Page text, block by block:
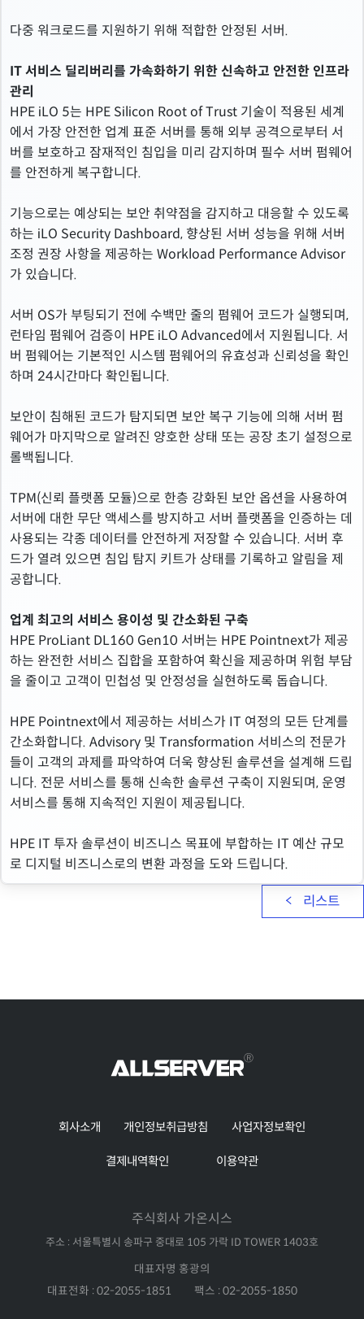
다중 워크로드를 지원하기 위해 적합한 안정된 서버.
IT 서비스 딜리버리를 가속화하기 위한 신속하고 안전한 인프라
관리
HPE iLO 5는 HPE Silicon Root of Trust 기술이 적용된 세계
에서 가장 안전한 업계 표준 서버를 통해 외부 공격으로부터 서
버를 보호하고 잠재적인 침입을 미리 감지하며 필수 서버 펌웨어
를 안전하게 복구합니다.
기능으로는 예상되는 보안 취약점을 감지하고 대응할 수 있도록
하는 iLO Security Dashboard, 향상된 서버 성능을 위해 서버
조정 권장 사항을 제공하는 Workload Performance Advisor
가 있습니다.
서버 OS가 부팅되기 전에 수백만 줄의 펌웨어 코드가 실행되며,
런타임 펌웨어 검증이 HPE iLO Advanced에서 지원됩니다. 서
버 펌웨어는 기본적인 시스템 펌웨어의 유효성과 신뢰성을 확인
하며 24시간마다 확인됩니다.
보안이 침해된 코드가 탐지되면 보안 복구 기능에 의해 서버 펌
웨어가 마지막으로 알려진 양호한 상태 또는 공장 초기 설정으로
롤백됩니다.
TPM(신뢰 플랫폼 모듈)으로 한층 강화된 보안 옵션을 사용하여
서버에 대한 무단 액세스를 방지하고 서버 플랫폼을 인증하는 데
사용되는 각종 데이터를 안전하게 저장할 수 있습니다. 서버 후
드가 열려 있으면 침입 탐지 키트가 상태를 기록하고 알림을 제
공합니다.
업계 최고의 서비스 용이성 및 간소화된 구축
HPE ProLiant DL160 Gen10 서버는 HPE Pointnext가 제공
하는 완전한 서비스 집합을 포함하여 확신을 제공하며 위험 부담
을 줄이고 고객이 민첩성 및 안정성을 실현하도록 돕습니다.
HPE Pointnext에서 제공하는 서비스가 IT 여정의 모든 단계를
간소화합니다. Advisory 및 Transformation 서비스의 전문가
들이 고객의 과제를 파악하여 더욱 향상된 솔루션을 설계해 드립
니다. 전문 서비스를 통해 신속한 솔루션 구축이 지원되며, 운영
서비스를 통해 지속적인 지원이 제공됩니다.
HPE IT 투자 솔루션이 비즈니스 목표에 부합하는 IT 예산 규모
로 디지털 비즈니스로의 변환 과정을 도와 드립니다.
리스트
회사소개 개인정보취급방침 사업자정보확인
결제내역확인 이용약관
주식회사 가온시스
주소 : 서울특별시 송파구 중대로 105 가락 ID TOWER 1403호
대표자명 홍광의
대표전화 : 02-2055-1851
팩스 : 02-2055-1850